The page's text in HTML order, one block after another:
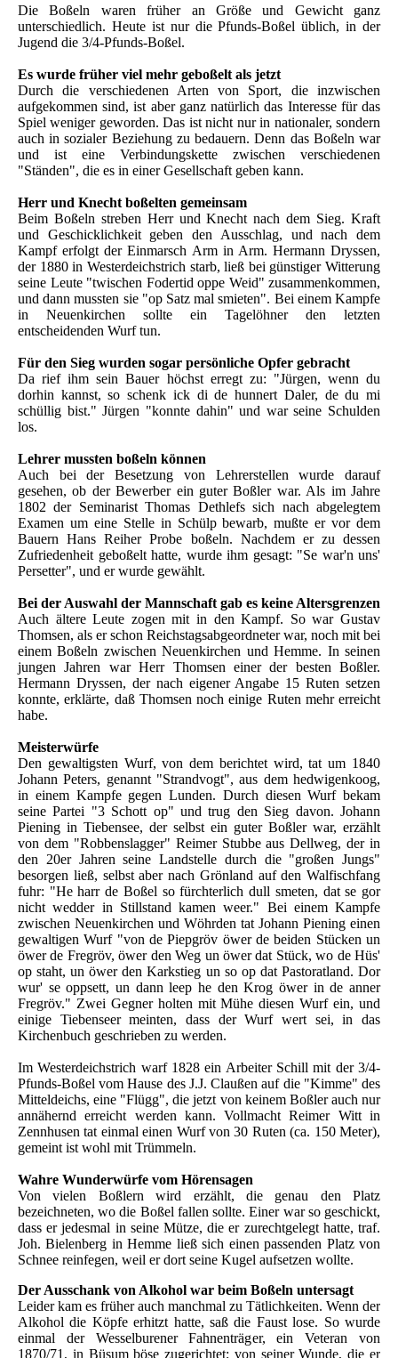
Die Boßeln waren früher an Größe und Gewicht ganz
unterschiedlich. Heute ist nur die Pfunds-Boßel üblich, in der
Jugend die 3/4-Pfunds-Boßel.
Es wurde früher viel mehr geboßelt als jetzt
Durch die verschiedenen Arten von Sport, die inzwischen
aufgekommen sind, ist aber ganz natürlich das Interesse für das
Spiel weniger geworden. Das ist nicht nur in nationaler, sondern
auch in sozialer Beziehung zu bedauern. Denn das Boßeln war
und ist eine Verbindungskette zwischen verschiedenen
"Ständen", die es in einer Gesellschaft geben kann.
Herr und Knecht boßelten gemeinsam
Beim Boßeln streben Herr und Knecht nach dem Sieg. Kraft
und Geschicklichkeit geben den Ausschlag, und nach dem
Kampf erfolgt der Einmarsch Arm in Arm. Hermann Dryssen,
der 1880 in Westerdeichstrich starb, ließ bei günstiger Witterung
seine Leute "twischen Fodertid oppe Weid" zusammenkommen,
und dann mussten sie "op Satz mal smieten". Bei einem Kampfe
in Neuenkirchen sollte ein Tagelöhner den letzten
entscheidenden Wurf tun.
Für den Sieg wurden sogar persönliche Opfer gebracht
Da rief ihm sein Bauer höchst erregt zu: "Jürgen, wenn du
dorhin kannst, so schenk ick di de hunnert Daler, de du mi
schüllig bist." Jürgen "konnte dahin" und war seine Schulden
los.
Lehrer mussten boßeln können
Auch bei der Besetzung von Lehrerstellen wurde darauf
gesehen, ob der Bewerber ein guter Boßler war. Als im Jahre
1802 der Seminarist Thomas Dethlefs sich nach abgelegtem
Examen um eine Stelle in Schülp bewarb, mußte er vor dem
Bauern Hans Reiher Probe boßeln. Nachdem er zu dessen
Zufriedenheit geboßelt hatte, wurde ihm gesagt: "Se war'n uns'
Persetter", und er wurde gewählt.
Bei der Auswahl der Mannschaft gab es keine Altersgrenzen
Auch ältere Leute zogen mit in den Kampf. So war Gustav
Thomsen, als er schon Reichstagsabgeordneter war, noch mit bei
einem Boßeln zwischen Neuenkirchen und Hemme. In seinen
jungen Jahren war Herr Thomsen einer der besten Boßler.
Hermann Dryssen, der nach eigener Angabe 15 Ruten setzen
konnte, erklärte, daß Thomsen noch einige Ruten mehr erreicht
habe.
Meisterwürfe
Den gewaltigsten Wurf, von dem berichtet wird, tat um 1840
Johann Peters, genannt "Strandvogt", aus dem hedwigenkoog,
in einem Kampfe gegen Lunden. Durch diesen Wurf bekam
seine Partei "3 Schott op" und trug den Sieg davon. Johann
Piening in Tiebensee, der selbst ein guter Boßler war, erzählt
von dem "Robbenslagger" Reimer Stubbe aus Dellweg, der in
den 20er Jahren seine Landstelle durch die "großen Jungs"
besorgen ließ, selbst aber nach Grönland auf den Walfischfang
fuhr: "He harr de Boßel so fürchterlich dull smeten, dat se gor
nicht wedder in Stillstand kamen weer." Bei einem Kampfe
zwischen Neuenkirchen und Wöhrden tat Johann Piening einen
gewaltigen Wurf "von de Piepgröv öwer de beiden Stücken un
öwer de Fregröv, öwer den Weg un öwer dat Stück, wo de Hüs'
op staht, un öwer den Karkstieg un so op dat Pastoratland. Dor
wur' se oppsett, un dann leep he den Krog öwer in de anner
Fregröv." Zwei Gegner holten mit Mühe diesen Wurf ein, und
einige Tiebenseer meinten, dass der Wurf wert sei, in das
Kirchenbuch geschrieben zu werden.
Im Westerdeichstrich warf 1828 ein Arbeiter Schill mit der 3/4-
Pfunds-Boßel vom Hause des J.J. Claußen auf die "Kimme" des
Mitteldeichs, eine "Flügg", die jetzt von keinem Boßler auch nur
annähernd erreicht werden kann. Vollmacht Reimer Witt in
Zennhusen tat einmal einen Wurf von 30 Ruten (ca. 150 Meter),
gemeint ist wohl mit Trümmeln.
Wahre Wunderwürfe vom Hörensagen
Von vielen Boßlern wird erzählt, die genau den Platz
bezeichneten, wo die Boßel fallen sollte. Einer war so geschickt,
dass er jedesmal in seine Mütze, die er zurechtgelegt hatte, traf.
Joh. Bielenberg in Hemme ließ sich einen passenden Platz von
Schnee reinfegen, weil er dort seine Kugel aufsetzen wollte.
Der Ausschank von Alkohol war beim Boßeln untersagt
Leider kam es früher auch manchmal zu Tätlichkeiten. Wenn der
Alkohol die Köpfe erhitzt hatte, saß die Faust lose. So wurde
einmal der Wesselburener Fahnenträger, ein Veteran von
1870/71, in Büsum böse zugerichtet; von seiner Wunde, die er